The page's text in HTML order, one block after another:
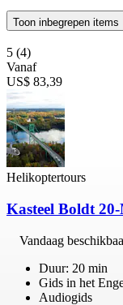
Toon inbegrepen items
5 (4)
Vanaf
US$ 83,39
Helikoptertours
Kasteel Boldt
Vandaag
Duur: 20 min
Gids in het
Audiogids